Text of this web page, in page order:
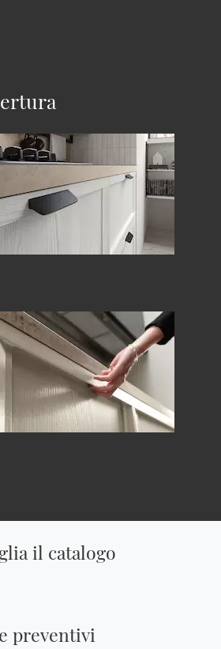
il catalogo
preventivi